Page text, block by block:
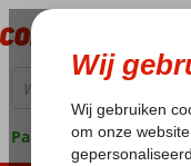
Pakketgarantie